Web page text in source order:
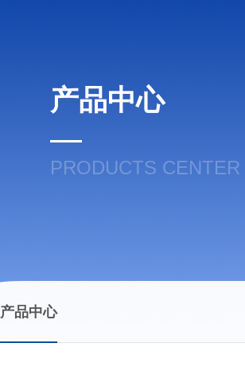
产品中心
PRODUCTS CENTER
产品中心